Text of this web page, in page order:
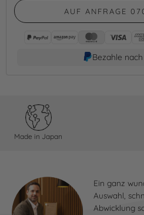
AUF ANFRAGE
Bezahle
Made in Japan
Ein ganz
Auswahl,
Abwicklung